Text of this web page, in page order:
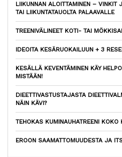
LIIKUNNAN ALOITTAMINEN – VINKIT
TAI LIIKUNTATAUOLTA PALAAVALLE
TREENIVÄLINEET KOTI- TAI
IDEOITA KESÄRUOKAILUUN + 3
KESÄLLÄ KEVENTÄMINEN KÄY
MISTÄÄN!
DIEETTIVASTUSTAJASTA
NÄIN KÄVI?
TEHOKAS KUMINAUHATREENI KOKO
EROON SAAMATTOMUUDESTA JA